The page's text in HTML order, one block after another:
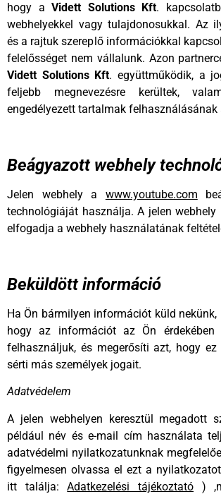
hogy a Vidett Solutions Kft.
webhelyekkel vagy tulajdonosukkal. Az
és a rajtuk szereplő információkkal
felelősséget nem vállalunk. Azon
Vidett Solutions Kft. együttműködik, a
feljebb megnevezésre kerültek,
engedélyezett tartalmak felhasználásának
Beágyazott webhely
Jelen webhely a www.youtube.com
technológiáját használja. A jelen webhely
elfogadja a webhely használatának
Beküldött információ
Ha Ön bármilyen információt küld nekünk,
hogy az információt az Ön érdekében
felhasználjuk, és megerősíti azt, hogy
sérti más személyek jogait.
Adatvédelem
A jelen webhelyen keresztül megadott
például név és e-mail cím használata
adatvédelmi nyilatkozatunknak
figyelmesen olvassa el ezt a
itt találja:Adatkezelési tájékoztató )